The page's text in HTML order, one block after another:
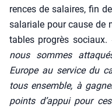
rences de salaires, fin
sala­riale pour cause de
tables pro­grès sociaux.
nous sommes
Europe au ser­vice du
tous ensemble, à
points d’appui pour